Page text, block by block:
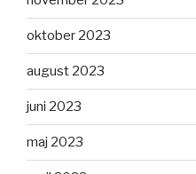
oktober 2023
august 2023
juni 2023
maj 2023